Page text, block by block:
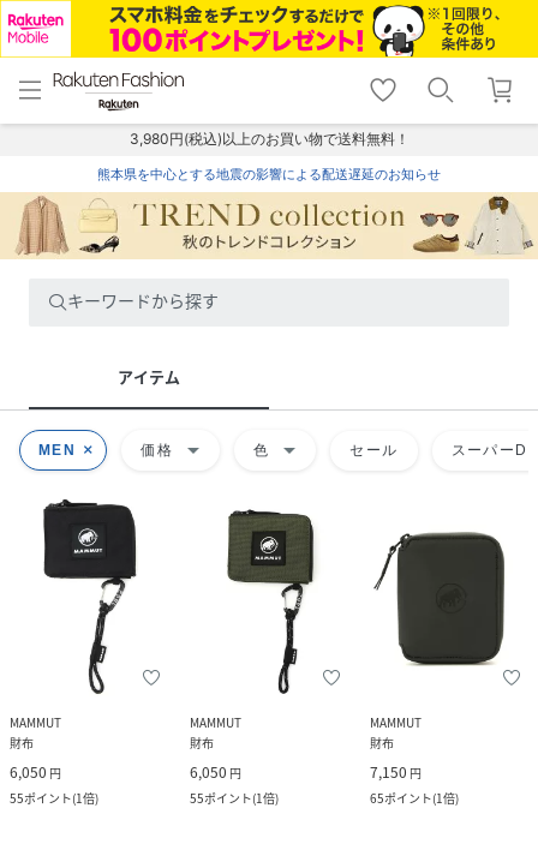
menu home
トップ
shopping_cart lock_outline
ログイン
3,980円(税込)以上のお買い物で送料無料！
熊本県を中心とする地震の影響による配送遅延のお知らせ
キーワードから探す
アイテム
MEN 価格 arrow_drop_down 色 arrow_drop_down セール スーパー
MAMMUT
財布
6,050 円
55ポイント(1倍)
MAMMUT
財布
6,050 円
55ポイント(1倍)
MAMMUT
財布
7,150 円
65ポイント(1倍)